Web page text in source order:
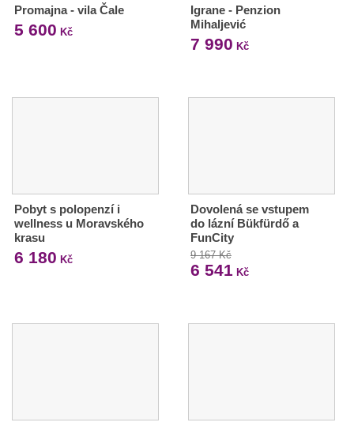
Promajna - vila Čale
5 600 Kč
Igrane - Penzion
Mihaljević
7 990 Kč
Pobyt s polopenzí i
wellness u Moravského
krasu
6 180 Kč
Dovolená se vstupem
do lázní Bükfürdő a
FunCity
9 167 Kč
6 541 Kč